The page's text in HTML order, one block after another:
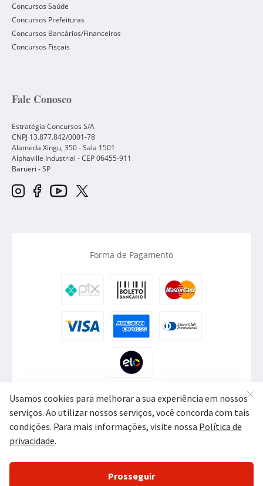
Concursos Saúde
Concursos Prefeituras
Concursos Bancários/Financeiros
Concursos Fiscais
Fale Conosco
Estratégia Concursos S/A
CNPJ 13.877.842/0001-78
Alameda Xingu, 350 - Sala 1501
Alphaville Industrial - CEP06455-911
Barueri -SP
Forma de Pagamento